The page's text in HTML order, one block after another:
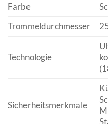
Farbe
Trommeldurchmesser
Technologie
Sicherheitsmerkmale